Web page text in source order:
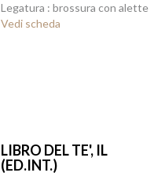
Legatura : brossura con alette
Vedi scheda
LIBRO DEL TE', IL
(ED.INT.)